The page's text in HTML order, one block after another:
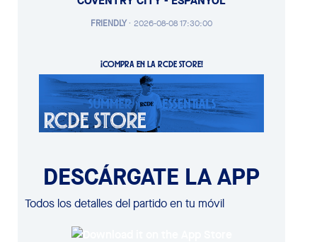
FRIENDLY· 2026-08-08 17:30:00
¡COMPRA EN LA RCDE STORE!
DESCÁRGATE LA APP
Todos los detalles del partido en tu móvil